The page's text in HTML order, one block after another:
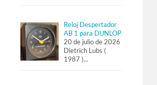
Reloj Despertador
AB 1 para DUNLOP
20 de julio de 2026
Dietrich Lubs (
1987 )...